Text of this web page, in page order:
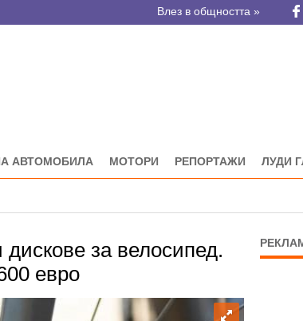
Влез в общността »
АВТОМОБИЛА МОТОРИ РЕПОРТАЖИ ЛУДИ
за велосипед.
евро